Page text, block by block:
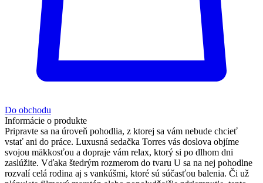
Do obchodu
Informácie o produkte
Pripravte sa na úroveň pohodlia, z ktorej sa vám nebude chcieť
vstať ani do práce. Luxusná sedačka Torres vás doslova objíme
svojou mäkkosťou a dopraje vám relax, ktorý si po dlhom dni
zaslúžite. Vďaka štedrým rozmerom do tvaru U sa na nej pohodlne
rozvalí celá rodina aj s vankúšmi, ktoré sú súčasťou balenia. Či už